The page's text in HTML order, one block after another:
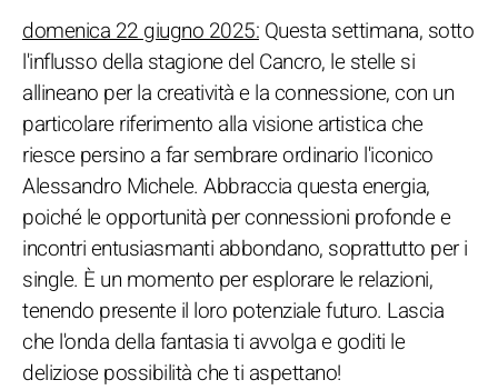
domenica 22 giugno 2025: Questa settimana, sotto
l'influsso della stagione del Cancro, le stelle si
allineano per la creatività e la connessione, con un
particolare riferimento alla visione artistica che
riesce persino a far sembrare ordinario l'iconico
Alessandro Michele. Abbraccia questa energia,
poiché le opportunità per connessioni profonde e
incontri entusiasmanti abbondano, soprattutto per i
single. È un momento per esplorare le relazioni,
tenendo presente il loro potenziale futuro. Lascia
che l'onda della fantasia ti avvolga e goditi le
deliziose possibilità che ti aspettano!